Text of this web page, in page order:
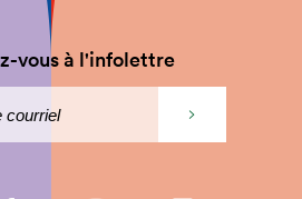
vous à l'infolettre